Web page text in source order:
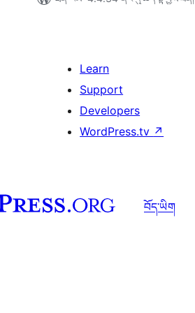
Learn
Support
Developers
WordPress.tv ↗
བོད་ཡིག